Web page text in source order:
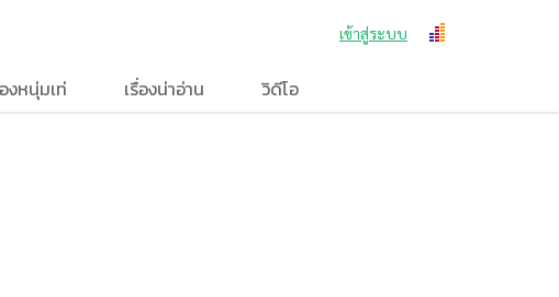
เข้าสู่ระบบ
งหนุ่มเท่ เรื่องน่าอ่าน วิดีโอ